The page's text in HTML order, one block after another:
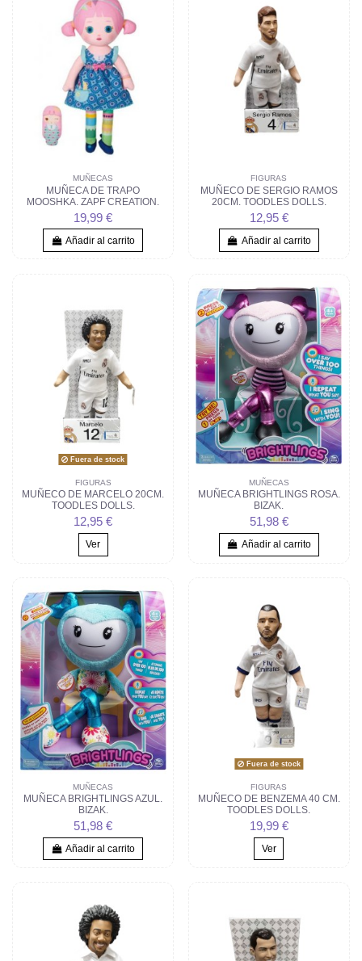
MUÑECAS
MUÑECA DE TRAPO
MOOSHKA. ZAPF CREATION.
19,99 €
Añadir al carrito
FIGURAS
MUÑECO DE SERGIO RAMOS
20CM. TOODLES DOLLS.
12,95 €
Añadir al carrito
Fuera de stock
FIGURAS
MUÑECO DE MARCELO 20CM.
TOODLES DOLLS.
12,95 €
Ver
MUÑECAS
MUÑECA BRIGHTLINGS ROSA.
BIZAK.
51,98 €
Añadir al carrito
MUÑECAS
MUÑECA BRIGHTLINGS AZUL.
BIZAK.
51,98 €
Añadir al carrito
Fuera de stock
FIGURAS
MUÑECO DE BENZEMA 40 CM.
TOODLES DOLLS.
19,99 €
Ver